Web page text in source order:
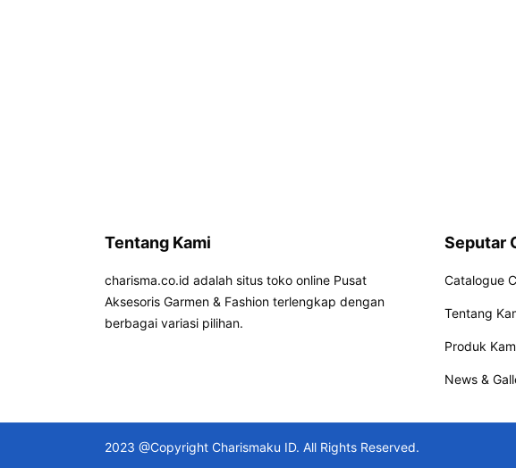
Tentang Kami
charisma.co.id adalah situs toko online Pusat
Aksesoris Garmen & Fashion terlengkap dengan
berbagai variasi pilihan.
Seputar
Catalogue
Tentang
Produk
News &
2023 @Copyright Charismaku ID. All Rights Reserved.